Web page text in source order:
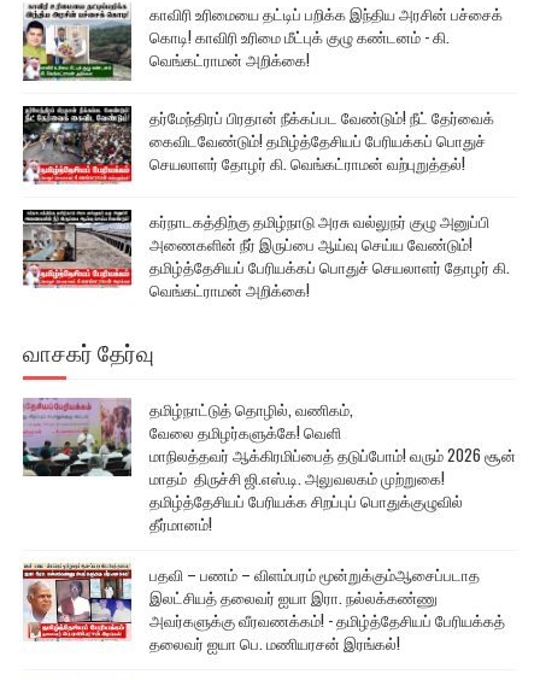
காவிரி உரிமையை தட்டிப் பறிக்க இந்திய அரசின் பச்சைக்
கொடி! காவிரி உரிமை மீட்புக் குழு கண்டனம் - கி.
வெங்கட்ராமன் அறிக்கை!
தர்மேந்திரப் பிரதான் நீக்கப்பட வேண்டும்! நீட் தேர்வைக்
கைவிடவேண்டும்! தமிழ்த்தேசியப் பேரியக்கப் பொதுச்
செயலாளர் தோழர் கி. வெங்கட்ராமன் வற்புறுத்தல்!
கர்நாடகத்திற்கு தமிழ்நாடு அரசு வல்லுநர் குழு அனுப்பி
அணைகளின் நீர் இருப்பை ஆய்வு செய்ய வேண்டும்!
தமிழ்த்தேசியப் பேரியக்கப் பொதுச் செயலாளர் தோழர் கி.
வெங்கட்ராமன் அறிக்கை!
வாசகர் தேர்வு
தமிழ்நாட்டுத் தொழில், வணிகம்,
வேலை தமிழர்களுக்கே! வெளி
மாநிலத்தவர் ஆக்கிரமிப்பைத் தடுப்போம்! வரும் 2026 சூன்
மாதம் திருச்சி ஜி.எஸ்.டி. அலுவலகம் முற்றுகை!
தமிழ்த்தேசியப் பேரியக்க சிறப்புப் பொதுக்குழுவில்
தீர்மானம்!
பதவி – பணம் – விளம்பரம் மூன்றுக்கும்ஆசைப்படாத
இலட்சியத் தலைவர் ஐயா இரா. நல்லக்கண்ணு
அவர்களுக்கு வீரவணக்கம்! - தமிழ்த்தேசியப் பேரியக்கத்
தலைவர் ஐயா பெ. மணியரசன் இரங்கல்!